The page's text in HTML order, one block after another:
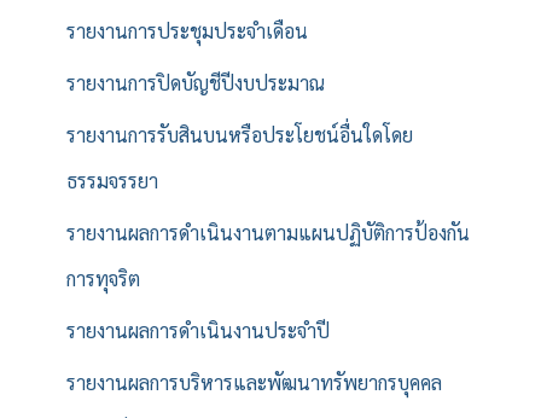
รายงานการประชุมประจำเดือน
รายงานการปิดบัญชีปีงบประมาณ
รายงานการรับสินบนหรือประโยชน์อื่นใดโดย
ธรรมจรรยา
รายงานผลการดำเนินงานตามแผนปฏิบัติการป้องกัน
การทุจริต
รายงานผลการดำเนินงานประจำปี
รายงานผลการบริหารและพัฒนาทรัพยากรบุคคล